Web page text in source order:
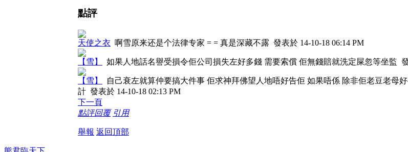
點評
天使之衣 啊雪原来还是个法律专家 = = 真是深藏不露 發表於 14-10-18 06:14 PM
【雪】 如果人地話名譽受損令佢公司損失左好多錢 需要索償 佢無錢賠就洗定屎忽等坐監
【雪】
自己衰左就算仲要搞大件事 佢求神拜佛望人地唔好告佢 如果唔係 除非佢老豆老母
計 發表於 14-10-18 02:13 PM
下一頁
點評回覆 引用
舉報 返回頂部